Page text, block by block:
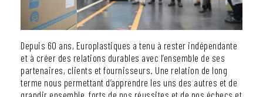
Depuis 60 ans, Europlastiques a tenu à rester indépendante
et à créer des relations durables avec l’ensemble de ses
partenaires, clients et fournisseurs. Une relation de long
terme nous permettant d’apprendre les uns des autres et de
grandir ensemble, forts de nos réussites et de nos échecs et